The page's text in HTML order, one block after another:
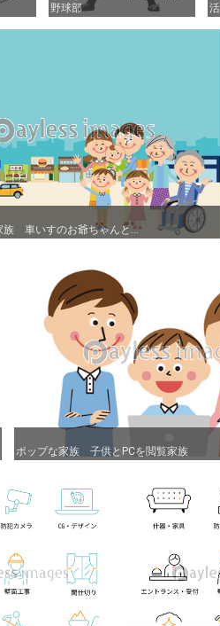
野球部
野球部
族 車いすのお爺ちゃんと...
族 車いすのお爺ちゃんと...
ポップな家族 子供とPCを閲覧家族
ポップな家族 子供とPCを閲覧家族